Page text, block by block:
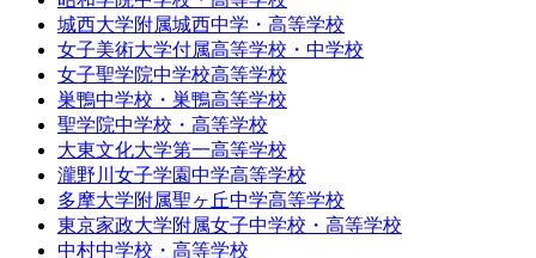
城西大学附属城西中学・高等学校
女子美術大学付属高等学校・中学校
女子聖学院中学校高等学校
巣鴨中学校・巣鴨高等学校
聖学院中学校・高等学校
大東文化大学第一高等学校
瀧野川女子学園中学高等学校
多摩大学附属聖ヶ丘中学高等学校
東京家政大学附属女子中学校・高等学校
中村中学校・高等学校